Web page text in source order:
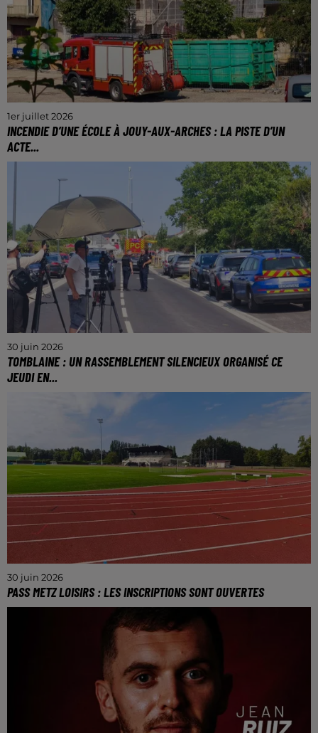
1er juillet 2026
INCENDIE D’UNE ÉCOLE À JOUY-AUX-ARCHES : LA PISTE D’UN
ACTE...
Le bâtiment avait pris feu dans la nuit de jeudi à
vendredi.
30 juin 2026
TOMBLAINE : UN RASSEMBLEMENT SILENCIEUX ORGANISÉ CE
JEUDI EN...
Ce rendez-vous aura lieu à partir de 11h devant la
mairie de Tomblaine (Meurthe-et-Moselle).
30 juin 2026
PASS METZ LOISIRS : LES INSCRIPTIONS SONT OUVERTES
Les personnes éligibles ont jusqu’au 29 janvier 2027